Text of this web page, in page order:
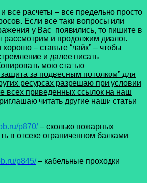
все расчеты – все предельно просто
Если все таки вопросы или
у Вас появились, то пишите в
рассмотрим и продолжим диалог.
– ставьте “лайк” – чтобы
и далее писать
мою статью
за подвесным потолком” для
ресурсах разрешаю при условии
всех приведенных ссылок на наш
читать другие наши статьи
p870/– сколько пожарных
в отсеке ограниченном балками
p845/– кабельные проходки